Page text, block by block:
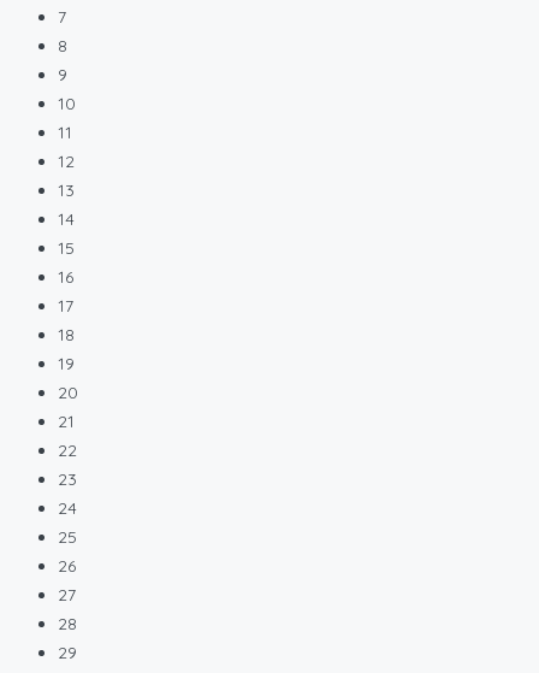
7
8
9
10
11
12
13
14
15
16
17
18
19
20
21
22
23
24
25
26
27
28
29